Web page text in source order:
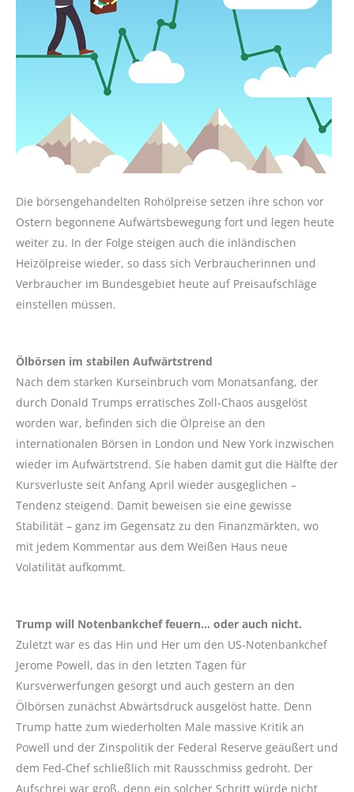
Die börsengehandelten Rohölpreise setzen ihre schon vor
Ostern begonnene Aufwärtsbewegung fort und legen heute
weiter zu. In der Folge steigen auch die inländischen
Heizölpreise wieder, so dass sich Verbraucherinnen und
Verbraucher im Bundesgebiet heute auf Preisaufschläge
einstellen müssen.
Ölbörsen im stabilen Aufwärtstrend
Nach dem starken Kurseinbruch vom Monatsanfang, der
durch Donald Trumps erratisches Zoll-Chaos ausgelöst
worden war, befinden sich die Ölpreise an den
internationalen Börsen in London und New York inzwischen
wieder im Aufwärtstrend. Sie haben damit gut die Hälfte der
Kursverluste seit Anfang April wieder ausgeglichen –
Tendenz steigend. Damit beweisen sie eine gewisse
Stabilität – ganz im Gegensatz zu den Finanzmärkten, wo
mit jedem Kommentar aus dem Weißen Haus neue
Volatilität aufkommt.
Trump will Notenbankchef feuern… oder auch nicht.
Zuletzt war es das Hin und Her um den US-Notenbankchef
Jerome Powell, das in den letzten Tagen für
Kursverwerfungen gesorgt und auch gestern an den
Ölbörsen zunächst Abwärtsdruck ausgelöst hatte. Denn
Trump hatte zum wiederholten Male massive Kritik an
Powell und der Zinspolitik der Federal Reserve geäußert und
dem Fed-Chef schließlich mit Rausschmiss gedroht. Der
Aufschrei war groß, denn ein solcher Schritt würde nicht